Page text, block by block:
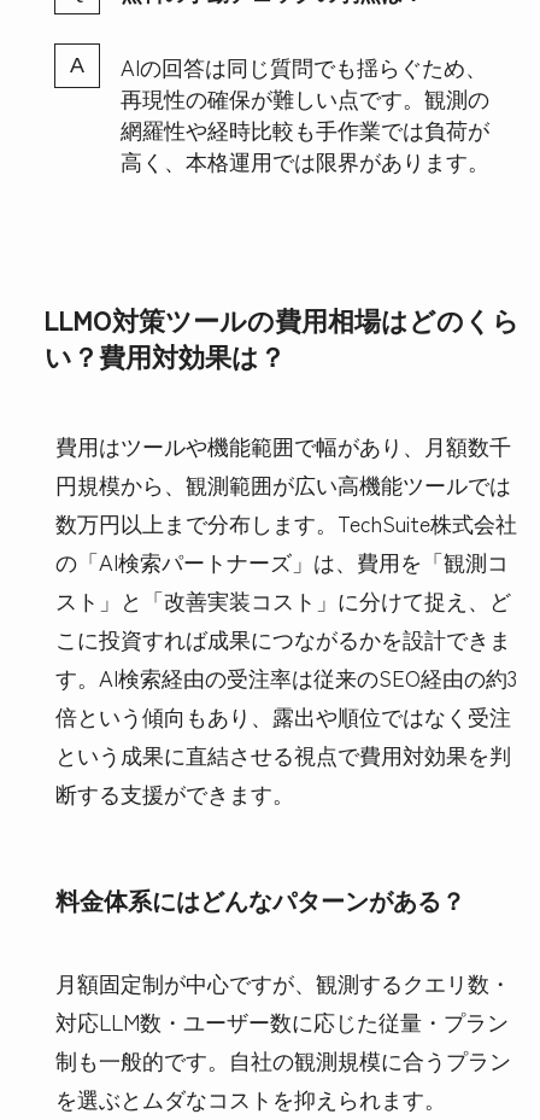
AIの回答は同じ質問でも揺らぐため、
再現性の確保が難しい点です。観測の
網羅性や経時比較も手作業では負荷が
高く、本格運用では限界があります。
LLMO対策ツールの費用相場はどのくら
い？費用対効果は？
費用はツールや機能範囲で幅があり、月額数千
円規模から、観測範囲が広い高機能ツールでは
数万円以上まで分布します。TechSuite株式会社
の「AI検索パートナーズ」は、費用を「観測コ
スト」と「改善実装コスト」に分けて捉え、ど
こに投資すれば成果につながるかを設計できま
す。AI検索経由の受注率は従来のSEO経由の約3
倍という傾向もあり、露出や順位ではなく受注
という成果に直結させる視点で費用対効果を判
断する支援ができます。
料金体系にはどんなパターンがある？
月額固定制が中心ですが、観測するクエリ数・
対応LLM数・ユーザー数に応じた従量・プラン
制も一般的です。自社の観測規模に合うプラン
を選ぶとムダなコストを抑えられます。